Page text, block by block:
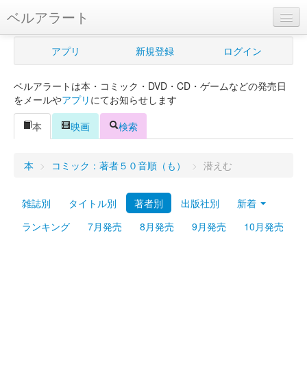
ベルアラート
ベルアラートとは
新規登録
ログイン
Myシェルフ
プレミアム
アプリ 新規登録 ログイン
ベルアラートは本・コミック・DVD・CD・ゲームなどの発売日
をメールやアプリ にてお知らせします
本
映画 検索
本 > コミック：著者５０音順（も） > 潜えむ
雑誌別 タイトル別 著者別 出版社別
新着
ランキング
7月発売 8月発売 9月発売 10月発売